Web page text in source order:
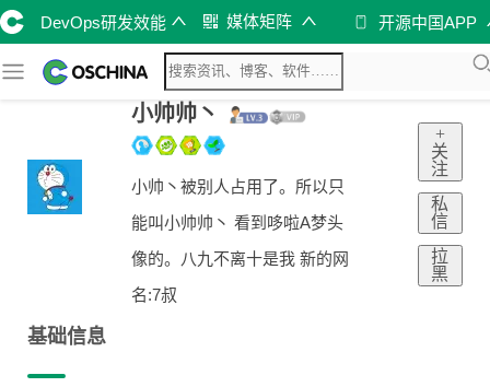
DevOps研发效能 媒体矩阵 开源中国APP
小帅帅丶
小帅丶被别人占用了。所以只
能叫小帅帅丶 看到哆啦A梦头
像的。八九不离十是我 新的网
名:7叔
+
关
注
私
信
拉
黑
基础信息